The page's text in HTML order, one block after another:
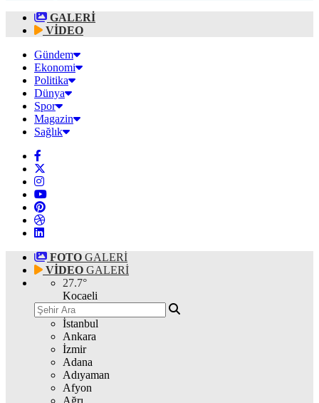
GALERİ
VİDEO
Gündem
Ekonomi
Politika
Dünya
Spor
Magazin
Sağlık
FOTO GALERİ
VİDEO GALERİ
27.7°
Kocaeli
İstanbul
Ankara
İzmir
Adana
Adıyaman
Afyon
Ağrı